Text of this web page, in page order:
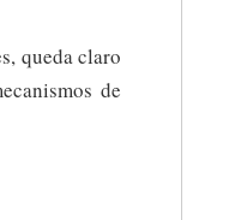
queda claro
de